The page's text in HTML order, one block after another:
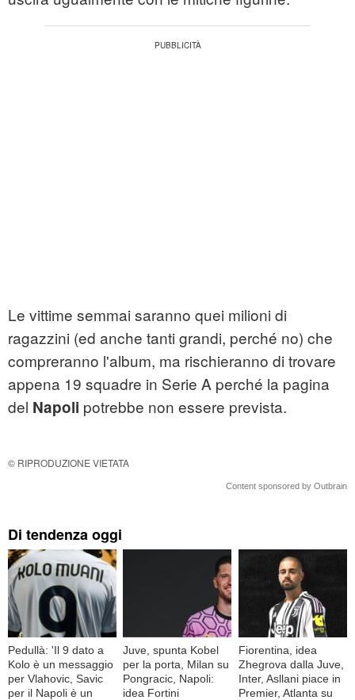
Le vittime semmai saranno quei milioni di
ragazzini (ed anche tanti grandi, perché no) che
compreranno l'album, ma rischieranno di trovare
appena 19 squadre in Serie A perché la pagina
del Napoli potrebbe non essere prevista.
© RIPRODUZIONE VIETATA
Content sponsored by Outbrain
Di tendenza oggi
Pedullà: 'Il 9 dato a
Kolo è un messaggio
per Vlahovic, Savic
per il Napoli è un
Juve, spunta Kobel
per la porta, Milan su
Pongracic, Napoli:
idea Fortini
Fiorentina, idea
Zhegrova dalla Juve,
Inter, Asllani piace in
Premier, Atlanta su